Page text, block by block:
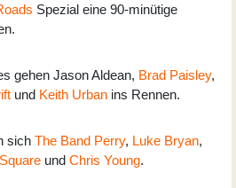
Spezial eine 90-minütige
gehen Jason Aldean, Brad Paisley,
und Keith Urban ins Rennen.
sich The Band Perry, Luke Bryan,
und Chris Young.